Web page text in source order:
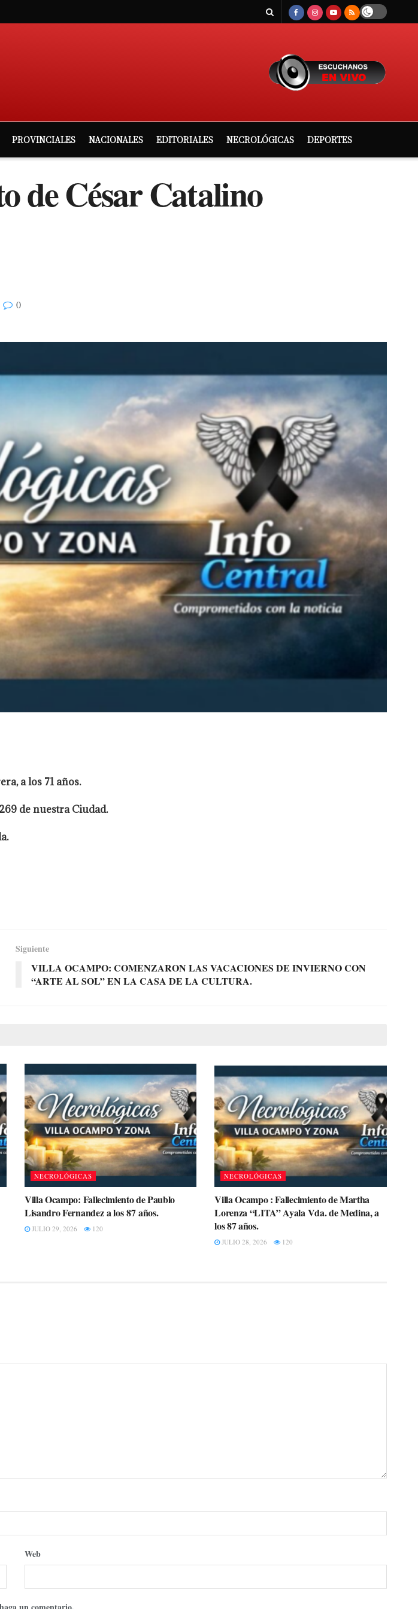
PROVINCIALES NACIONALES EDITORIALES NECROLÓGICAS DEPORTES
de César Catalino
0
a los 71 años.
de nuestra Ciudad.
Siguiente
VILLA OCAMPO: COMENZARON LAS VACACIONES DE INVIERNO CON
“ARTE AL SOL” EN LA CASA DE LA CULTURA.
NECROLÓGICAS
Villa Ocampo: Fallecimiento de Paublo
Lisandro Fernandez a los 87 años.
JULIO 29, 2026 120
NECROLÓGICAS
Villa Ocampo : Fallecimiento de Martha
Lorenza “LITA” Ayala Vda. de Medina, a
los 87 años.
JULIO 28, 2026 120
Web